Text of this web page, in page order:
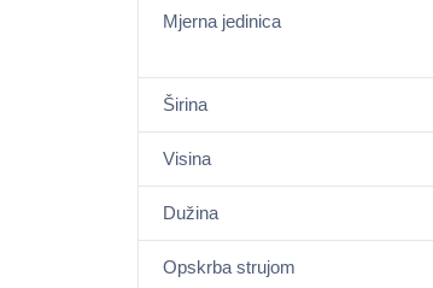
Mjerna jedinica
Širina
Visina
Dužina
Opskrba strujom